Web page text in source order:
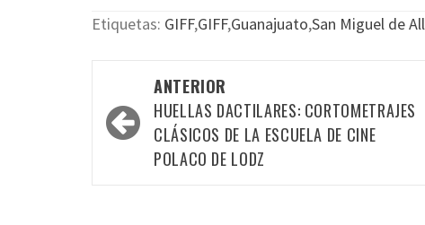
Etiquetas: GIFF,GIFF,Guanajuato,San Miguel de
Navegación
por
las
entradas
ANTERIOR
HUELLAS DACTILARES: CORTOMETRAJES
CLÁSICOS DE LA ESCUELA DE CINE
POLACO DE LODZ